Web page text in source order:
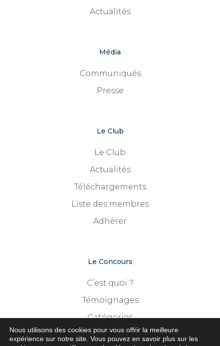
Actualités
Média
Communiqués
Presse
Le Club
Le Club
Actualités
Téléchargements
Liste des membres
Adhérer
Le Concours
C’est quoi ?
Témoignages
Catégories
Palmarès
Nous utilisons des cookies pour vous offrir la meilleure
expérience sur notre site. Vous pouvez en savoir plus sur les